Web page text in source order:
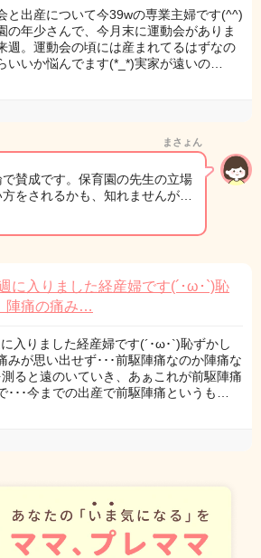
と出産について今39wの専業主婦です(^^)
の年少さんで、今月末に運動会がありま
週。運動会の頃には産まれてるはずなの
いいか悩んでます(*_*)実家が遠いの…
まさょん
賛成です。保育園の先生の立場
方をされるかも、知れませんが…
に入りました経産婦です(´･ω･`)恥
陣痛の痛み…
入りました経産婦です(´･ω･`)恥ずかし
みが思い出せず･･･前駆陣痛なのか陣痛な
ると遠のいていき、あぁこれが前駆陣痛
･･･今までの出産で前駆陣痛というも…